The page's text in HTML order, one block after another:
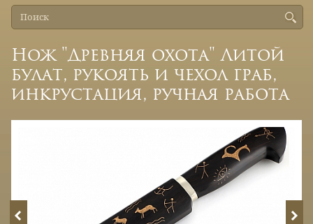
Нож "Древняя охота" Литой
булат, рукоять и чехол граб,
инкрустация, ручная работа